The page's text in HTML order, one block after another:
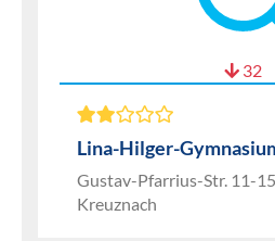
32
Lina-Hilger-
Gustav-Pfarrius-Str. 11-
Kreuznach